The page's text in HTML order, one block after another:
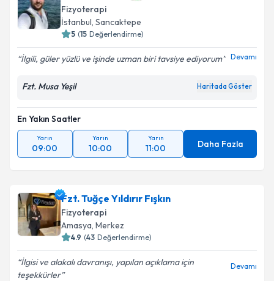
Fizyoterapi
İstanbul, Sancaktepe
5 (15 Değerlendirme)
İlgili, güler yüzlü ve işinde uzman biri tavsiye ediyorum Devamı
Fzt. Musa Yeşil Haritada Göster
En Yakın Saatler
Yarın
09:00
Yarın
10:00
Yarın
11:00 Daha Fazla
Fzt. Tuğçe Yıldırır Fışkın
Fizyoterapi
Amasya, Merkez
4.9 (43 Değerlendirme)
İlgisi ve alakalı davranışı, yapılan açıklama için
teşekkürler
Devamı